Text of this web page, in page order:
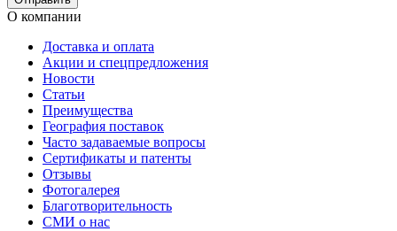
О компании
Доставка и оплата
Акции и спецпредложения
Новости
Статьи
Преимущества
География поставок
Часто задаваемые вопросы
Сертификаты и патенты
Отзывы
Фотогалерея
Благотворительность
СМИ о нас